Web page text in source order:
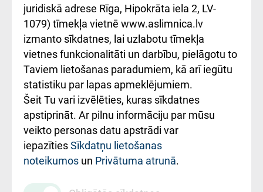
kārtība
Kā pie mums nokļūt
Rēķinu apmaksas
ceļvedis
Rekvizīti un
ārstniecības
iestādes kods
010000234
Україною
juridiskā adrese Rīga, Hipokrāta iela 2, LV-
1079) tīmekļa vietnē www.aslimnica.lv
izmanto sīkdatnes, lai uzlabotu tīmekļa
vietnes funkcionalitāti un darbību, pielāgotu to
Taviem lietošanas paradumiem, kā arī iegūtu
statistiku par lapas apmeklējumiem.
Šeit Tu vari izvēlēties, kuras sīkdatnes
apstiprināt. Ar pilnu informāciju par mūsu
veikto personas datu apstrādi var
iepazītiesSīkdatņu lietošanas
noteikumos un Privātuma atrunā.